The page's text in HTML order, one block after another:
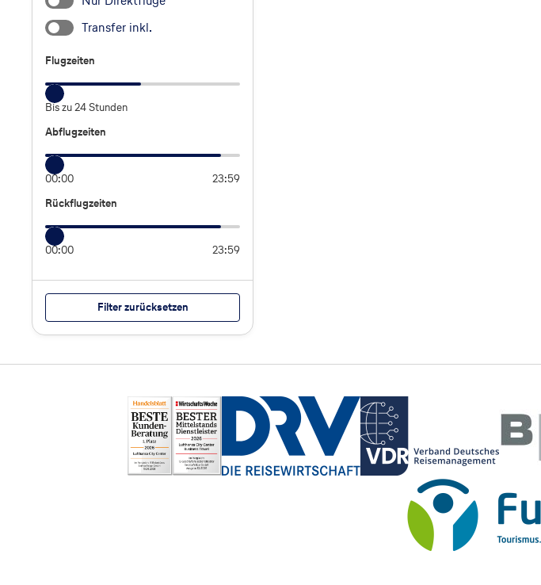
Transfer inkl.
Flugzeiten
Flugzeiten
Bis zu 24 Stunden
Abflugzeiten
Abflugzeiten
00:00 23:59
Rückflugzeiten
Rückflugzeiten
00:00 23:59
Filter zurücksetzen